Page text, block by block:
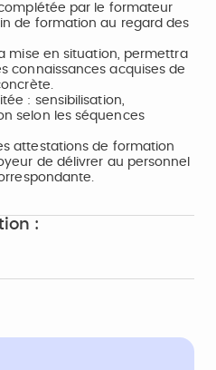
par le formateur
de formation au regard des
mise en situation, permettra
connaissances acquises de
: sensibilisation,
selon les séquences
attestations de formation
de délivrer au personnel
: